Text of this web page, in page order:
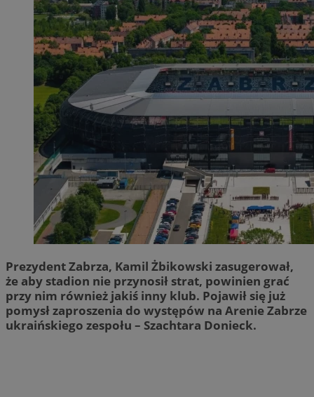
Prezydent Zabrza, Kamil Żbikowski zasugerował,
że aby stadion nie przynosił strat, powinien grać
przy nim również jakiś inny klub. Pojawił się już
pomysł zaproszenia do występów na Arenie Zabrze
ukraińskiego zespołu – Szachtara Donieck.